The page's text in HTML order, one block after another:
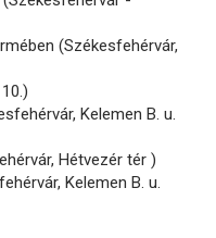
(Székesfehérvár,
Kelemen B. u.
Hétvezér tér )
Kelemen B. u.